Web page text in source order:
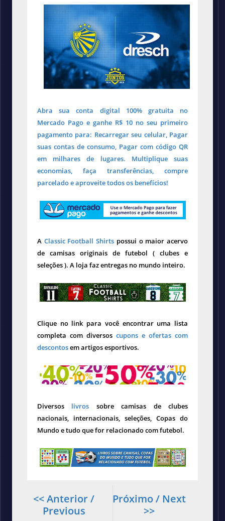
Abra sua conta digital 100% gratuita no
Mercado Pago e ganhe R$ 10 no seu primeiro
pagamento para: Recarregar seu celular, Pagar
suas contas de consumo, Pagar com código QR
em milhares de lugares. Multiplique suas
economias, faça transferências, compre
parcelado e aproveite todos os benefícios!
A Classic Football Shirts possui o maior acervo
de camisas originais de futebol ( clubes e
seleções ). A loja faz entregas no mundo inteiro.
Clique no link para você encontrar uma lista
completa com diversos cupons e ofertas com
descontosem artigos esportivos.
Diversos livros sobre camisas de clubes
nacionais, internacionais, seleções, Copas do
Mundo e tudo que for relacionado com futebol.
Próximo / Next
>>
<< Anterior /
Previous